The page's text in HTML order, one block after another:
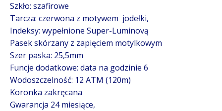
Szkło: szafirowe
Tarcza: czerwona z motywem jodełki,
Indeksy: wypełnione Super-Luminovą
Pasek skórzany z zapięciem motylkowym
Szer paska: 25,5mm
Funcje dodatkowe: data na godzinie 6
Wodoszczelność: 12 ATM (120m)
Koronka zakręcana
Gwarancja 24 miesiące,